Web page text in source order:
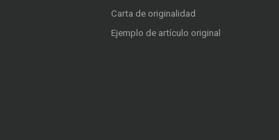
Carta de originalidad
Ejemplo de artículo original